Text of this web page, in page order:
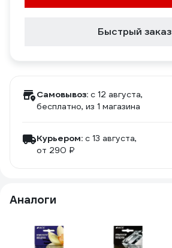
Быстрый заказ
Самовывоз: c 12 августа,
бесплатно, из 1 магазина
Курьером: c 13 августа,
от 290 ₽
Аналоги